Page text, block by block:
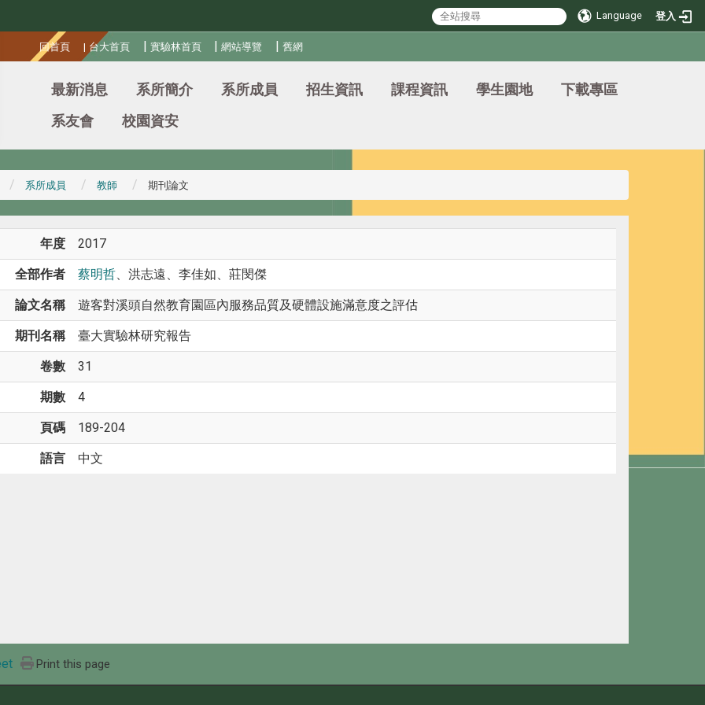
Language 登入
回首頁 | 台大首頁 | 實驗林首頁 |網站導覽 |舊網
最新消息 系所簡介 系所成員 招生資訊 課程資訊 學生園地
下載專區
系友會
校園資安
系所成員 教師 期刊論文
年度 2017
全部作者 蔡明哲、洪志遠、李佳如、莊閔傑
論文名稱 遊客對溪頭自然教育園區內服務品質及硬體設施滿意度之評估
期刊名稱 臺大實驗林研究報告
卷數 31
期數 4
頁碼 189-204
語言 中文
Print this page